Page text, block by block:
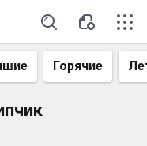
Горячие